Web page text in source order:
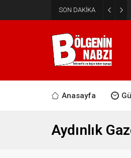
SON DAKİKA
Anasayfa
Aydınlık